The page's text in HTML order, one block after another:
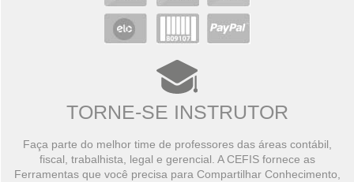
TORNE-SE INSTRUTOR
Faça parte do melhor time de professores das áreas contábil,
fiscal, trabalhista, legal e gerencial. A CEFIS fornece as
Ferramentas que você precisa para Compartilhar Conhecimento,